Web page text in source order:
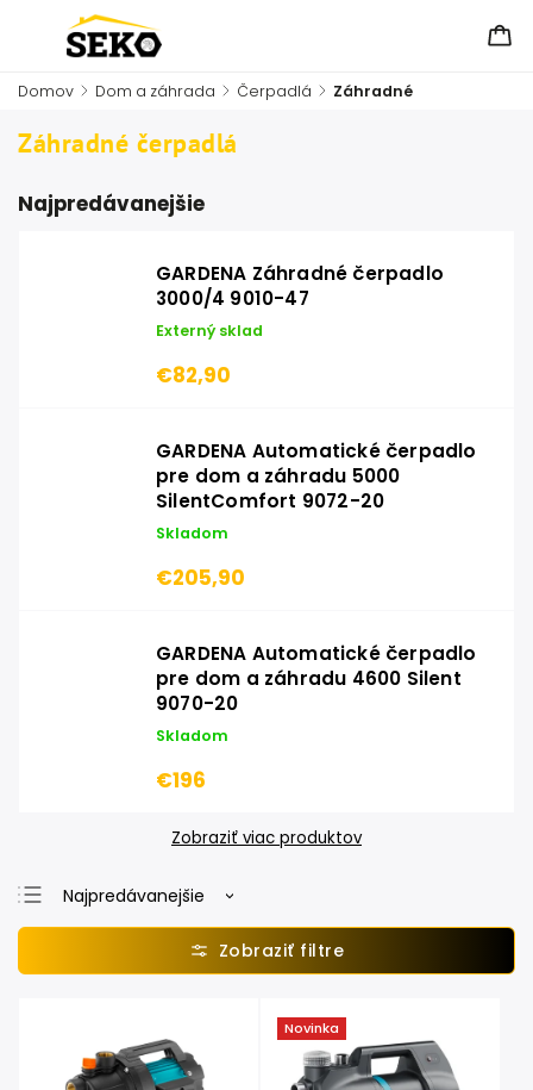
Domov / Dom a záhrada / Čerpadlá / Záhradné
Záhradné čerpadlá
Najpredávanejšie
GARDENA Záhradné čerpadlo
3000/4 9010-47
Externý sklad
€82,90
GARDENA Automatické čerpadlo
pre dom a záhradu 5000
SilentComfort 9072-20
Skladom
€205,90
GARDENA Automatické čerpadlo
pre dom a záhradu 4600 Silent
9070-20
Skladom
€196
Zobraziť viac produktov
Najpredávanejšie
Najlacnejšie
Najdrahšie
Novinka